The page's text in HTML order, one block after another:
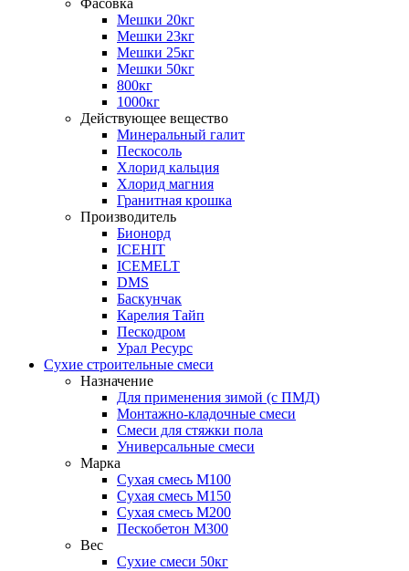
Фасовка
Мешки 20кг
Мешки 23кг
Мешки 25кг
Мешки 50кг
800кг
1000кг
Действующее вещество
Минеральный галит
Пескосоль
Хлорид кальция
Хлорид магния
Гранитная крошка
Производитель
Бионорд
ICEHIT
ICEMELT
DMS
Баскунчак
Карелия Тайп
Пескодром
Урал Ресурс
Сухие строительные смеси
Назначение
Для применения зимой (с ПМД)
Монтажно-кладочные смеси
Смеси для стяжки пола
Универсальные смеси
Марка
Сухая смесь М100
Сухая смесь М150
Сухая смесь М200
Пескобетон М300
Вес
Сухие смеси 50кг